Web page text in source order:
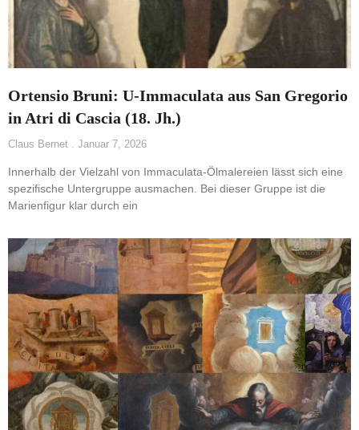
Ortensio Bruni: U-Immaculata aus San Gregorio
in Atri di Cascia (18. Jh.)
Claus Bernet Januar 7, 2026
Innerhalb der Vielzahl von Immaculata-Ölmalereien lässt sich eine
spezifische Untergruppe ausmachen. Bei dieser Gruppe ist die
Marienfigur klar durch ein